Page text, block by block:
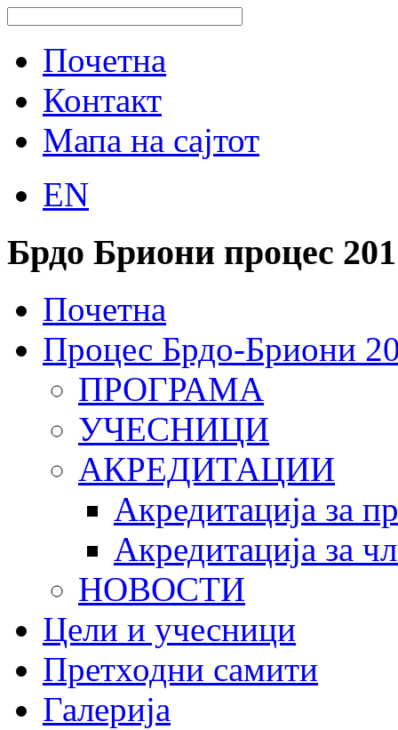
Почетна
Контакт
Мапа на сајтот
EN
Брдо Бриони процес
Почетна
Процес Брдо-Бриони
ПРОГРАМА
УЧЕСНИЦИ
АКРЕДИТАЦИИ
Акредитација за
Акредитација за
НОВОСТИ
Цели и учесници
Претходни самити
Галерија